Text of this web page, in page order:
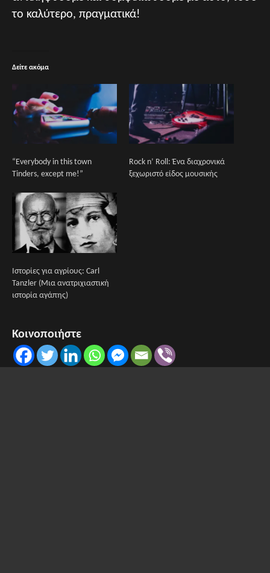
το καλύτερο, πραγματικά!
Δείτε ακόμα
“Everybody in this town
Τinders, except me!”
Rock n’ Roll: Ένα διαχρονικά
ξεχωριστό είδος μουσικής
Ιστορίες για αγρίους: Carl
Tanzler (Μια ανατριχιαστική
ιστορία αγάπης)
Κοινοποιήστε